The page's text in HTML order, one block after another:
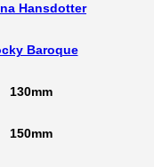
Hansdotter
Baroque
130mm
150mm